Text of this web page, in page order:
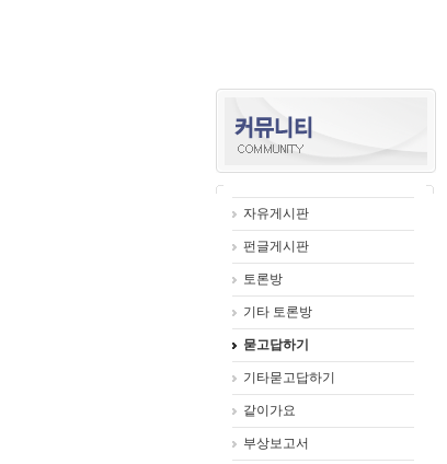
자유게시판
펀글게시판
토론방
기타 토론방
묻고답하기
기타묻고답하기
같이가요
부상보고서